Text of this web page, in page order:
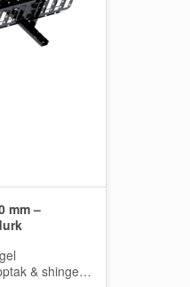
mm –
& shingel.